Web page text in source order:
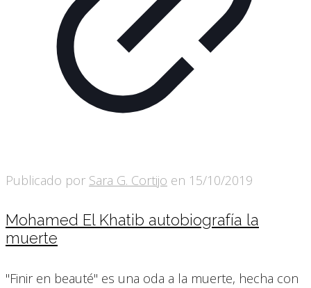
Publicado por Sara G. Cortijo en 15/10/2019
Mohamed El Khatib autobiografía la
muerte
"Finir en beauté" es una oda a la muerte, hecha con